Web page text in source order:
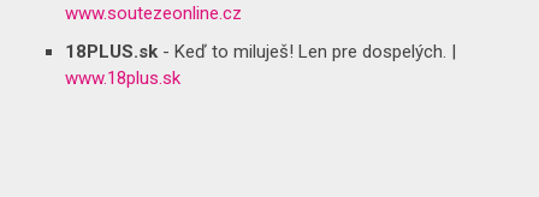
www.soutezeonline.cz
18PLUS.sk - Keď to miluješ! Len pre dospelých. |
www.18plus.sk